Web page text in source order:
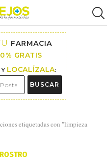
FARMACIA
GRATIS
LOCALÍZALA:
BUSCAR
etiquetadas con "limpieza